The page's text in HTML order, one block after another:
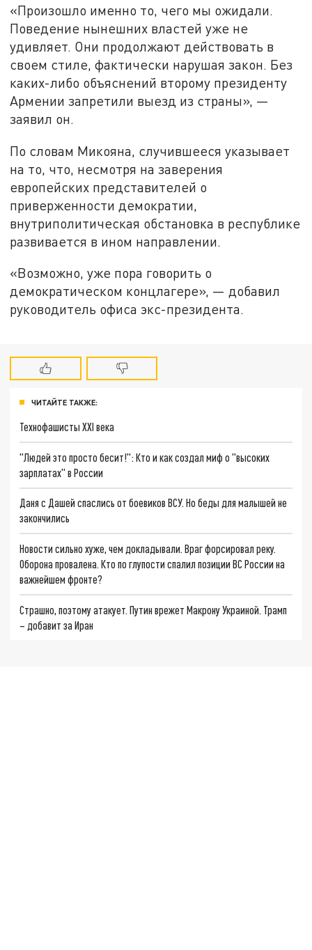
«Произошло именно то, чего мы ожидали.
Поведение нынешних властей уже не
удивляет. Они продолжают действовать в
своем стиле, фактически нарушая закон. Без
каких-либо объяснений второму президенту
Армении запретили выезд из страны», —
заявил он.
По словам Микояна, случившееся указывает
на то, что, несмотря на заверения
европейских представителей о
приверженности демократии,
внутриполитическая обстановка в республике
развивается в ином направлении.
«Возможно, уже пора говорить о
демократическом концлагере», — добавил
руководитель офиса экс-президента.
ЧИТАЙТЕ ТАКЖЕ:
Технофашисты XXI века
"Людей это просто бесит!": Кто и как создал миф о "высоких
зарплатах" в России
Даня с Дашей спаслись от боевиков ВСУ. Но беды для малышей не
закончились
Новости сильно хуже, чем докладывали. Враг форсировал реку.
Оборона провалена. Кто по глупости спалил позиции ВС России на
важнейшем фронте?
Страшно, поэтому атакует. Путин врежет Макрону Украиной. Трамп
– добавит за Иран